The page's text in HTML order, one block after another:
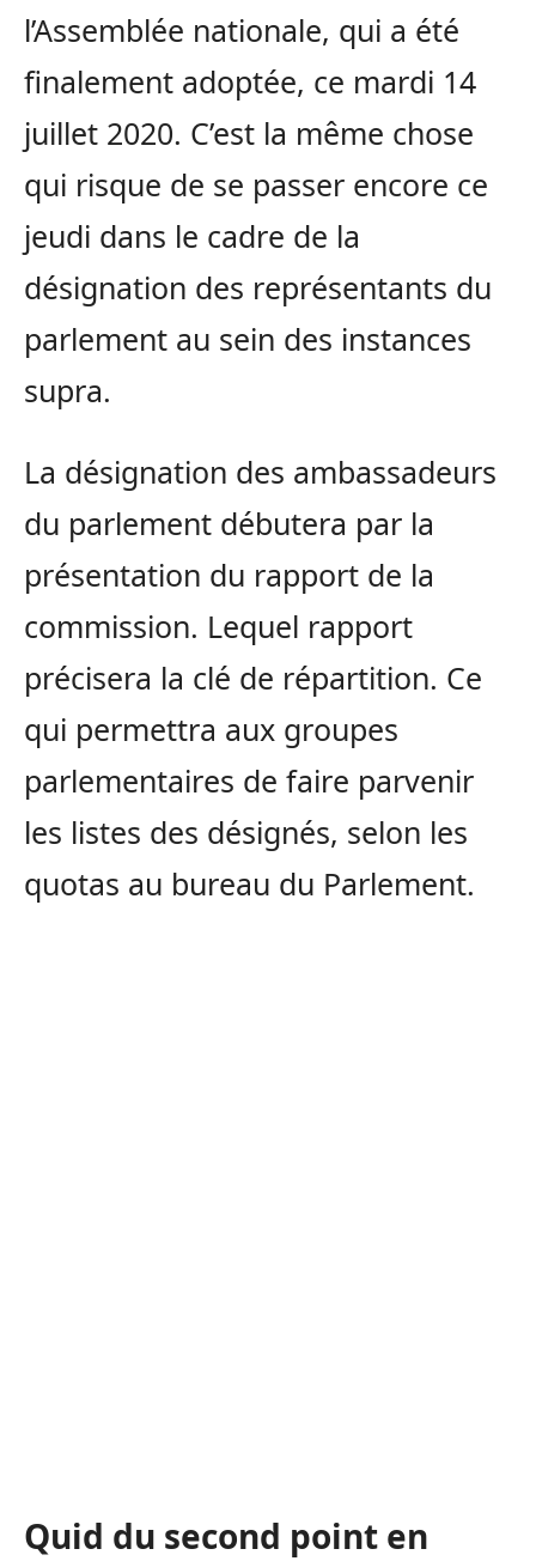
l’Assemblée nationale, qui a été
finalement adoptée, ce mardi 14
juillet 2020. C’est la même chose
qui risque de se passer encore ce
jeudi dans le cadre de la
désignation des représentants du
parlement au sein des instances
supra.
La désignation des ambassadeurs
du parlement débutera par la
présentation du rapport de la
commission. Lequel rapport
précisera la clé de répartition. Ce
qui permettra aux groupes
parlementaires de faire parvenir
les listes des désignés, selon les
quotas au bureau du Parlement.
Quid du second point en